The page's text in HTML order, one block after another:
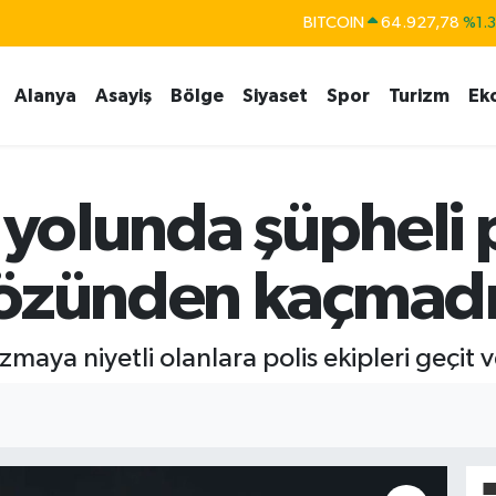
BITCOIN 64.927,78
EURO 55,0398 %-
BİST100 13.703
Alanya Asayiş Bölge Siyaset Spor Turizm
yolunda şüpheli
niyetli olanlara polis ekipleri geçit